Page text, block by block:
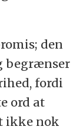
den
begrænser
fordi
ord at
ikke nok